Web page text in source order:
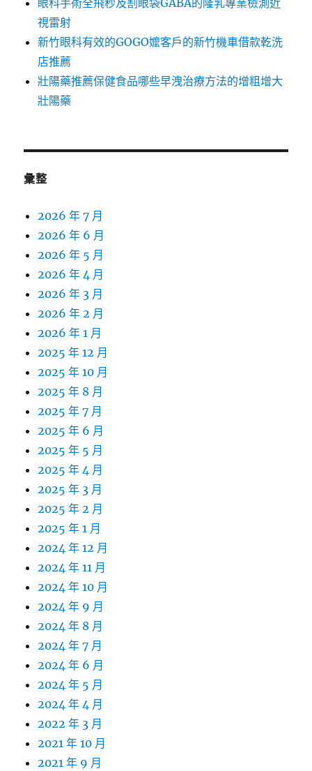
眼科手術全飛秒及割眼袋GABA的隆乳專業檢測近
視雷射
新竹眼科有效的GOGO嬤客戶的新竹機車借款乾洗
店推薦
壯陽藥推薦保健食品哪些早洩治療方法的增粗增大
壯陽藥
彙整
2026 年 7 月
2026 年 6 月
2026 年 5 月
2026 年 4 月
2026 年 3 月
2026 年 2 月
2026 年 1 月
2025 年 12 月
2025 年 10 月
2025 年 8 月
2025 年 7 月
2025 年 6 月
2025 年 5 月
2025 年 4 月
2025 年 3 月
2025 年 2 月
2025 年 1 月
2024 年 12 月
2024 年 11 月
2024 年 10 月
2024 年 9 月
2024 年 8 月
2024 年 7 月
2024 年 6 月
2024 年 5 月
2024 年 4 月
2022 年 3 月
2021 年 10 月
2021 年 9 月